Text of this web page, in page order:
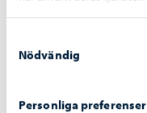
Nödvändig
Personliga preferenser